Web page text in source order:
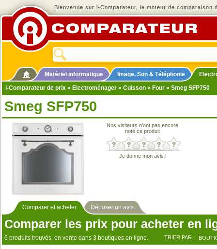
Bienvenue sur i-Comparateur, le moteur de comparaison
Matériel informatique Image, Son & Téléphonie
i-Comparateur de prix » Electroménager » Cuisson » Four » Smeg SFP750
Smeg SFP750
Nos visiteurs n'ont pas encore
noté ce produit
Je donne mon avis !
Comparer et acheter Déposer un avis
Comparer les prix pour acheter en
6 produits trouvés, en vente dans 3 boutiques en ligne. TRIER PAR :